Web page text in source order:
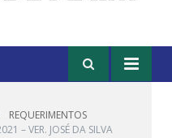
REQUERIMENTOS
– VER. JOSÉ DA SILVA